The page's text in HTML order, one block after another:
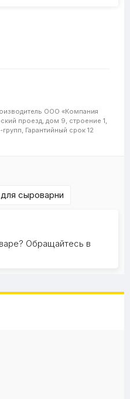
ООО «Компания
проезд, дом 9, строение 1,
Гарантийный срок 12
сыроварни
Обращайтесь в